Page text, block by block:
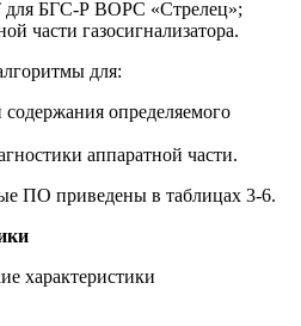
для БГС-Р ВОРС «Стрелец»;
части газосигнализатора.
для:
определяемого
аппаратной части.
ПО приведены в таблицах 3-6.
характеристики